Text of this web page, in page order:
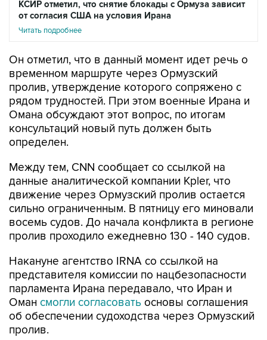
Читать подробнее
Он отметил, что в данный момент идет речь о
пролив, утверждение которого сопряжено с
рядом трудностей. При этом военные Ирана и
Омана обсуждают этот вопрос, по итогам
консультаций новый путь должен быть
определен.
Между тем, CNN сообщает со ссылкой на
движение через Ормузский пролив остается
сильно ограниченным. В пятницу его миновали
восемь судов. До начала конфликта в регионе
пролив проходило ежедневно 130 - 140 судов.
Накануне агентство IRNA со ссылкой на
парламента Ирана передавало, что Иран и
Омансмогли согласовать основы соглашения
об обеспечении судоходства через Ормузский
пролив.
До этого телеканал CBS со ссылкой на